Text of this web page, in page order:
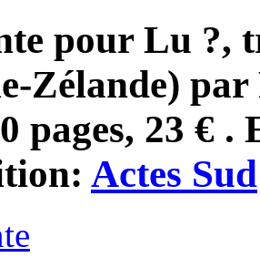
pour Lu ?,
Zélande)
pages, 23 €
Actes Sud